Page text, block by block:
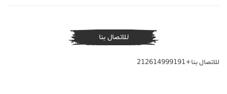
للاتصال بنا
للاتصال بنا+212614999191